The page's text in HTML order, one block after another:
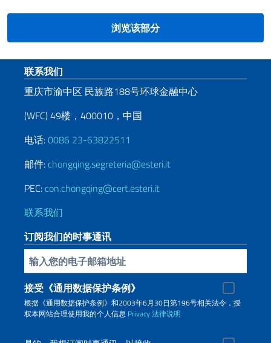
浏览该部分
页脚部分
联系我们
重庆市渝中区 民族路188号环球金融中心
(WFC) 49楼，400010，中国
电话:0086 23-63822511
邮件: chongqing.segreteria@esteri.it
PEC: con.chongqing@cert.esteri.it
联系我们
订阅我们的时事通讯
插入你的電子郵件
接受《通用数据保护条例》
根据《通用数据保护条例》和2003年6月30日第196号相关法令，授
权本网站合理使用我的个人信息 Privacy法律说明